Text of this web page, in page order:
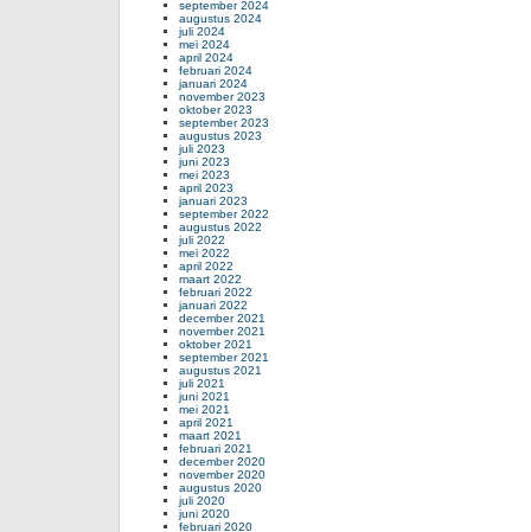
september 2024
augustus 2024
juli 2024
mei 2024
april 2024
februari 2024
januari 2024
november 2023
oktober 2023
september 2023
augustus 2023
juli 2023
juni 2023
mei 2023
april 2023
januari 2023
september 2022
augustus 2022
juli 2022
mei 2022
april 2022
maart 2022
februari 2022
januari 2022
december 2021
november 2021
oktober 2021
september 2021
augustus 2021
juli 2021
juni 2021
mei 2021
april 2021
maart 2021
februari 2021
december 2020
november 2020
augustus 2020
juli 2020
juni 2020
februari 2020